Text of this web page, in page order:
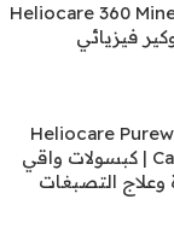
Heliocare 360
Heliocare
Capsules Hyperpigmentation | كبسولات واقي
التصبغات